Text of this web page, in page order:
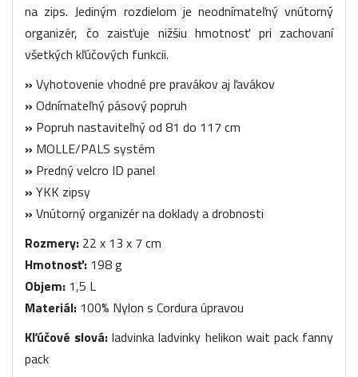
na zips. Jediným rozdielom je neodnímateľný vnútorný
organizér, čo zaisťuje nižšiu hmotnosť pri zachovaní
všetkých kľúčových funkcii.
» Vyhotovenie vhodné pre pravákov aj ľavákov
» Odnímateľný pásový popruh
» Popruh nastaviteľný od 81 do 117 cm
» MOLLE/PALS systém
» Predný velcro ID panel
» YKK zipsy
» Vnútorný organizér na doklady a drobnosti
Rozmery: 22 x 13 x 7 cm
Hmotnosť: 198 g
Objem: 1,5 L
Materiál: 100% Nylon s Cordura úpravou
Kľúčové slová:ladvinka ladvinky helikon wait pack fanny
pack